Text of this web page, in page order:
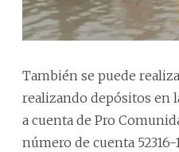
También se puede
realizando depósitos en
a cuenta de Pro
número de cuenta 52316-